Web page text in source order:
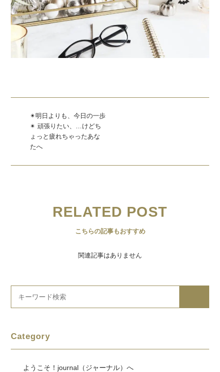
✴︎明日よりも、今日の一歩
✴︎ 頑張りたい、…けどち
ょっと疲れちゃったあな
たへ
RELATED POST
こちらの記事もおすすめ
関連記事はありません
Category
ようこそ！journal（ジャーナル）へ